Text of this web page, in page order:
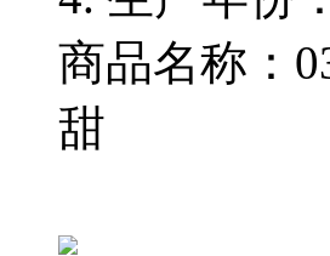
商品名称：
甜